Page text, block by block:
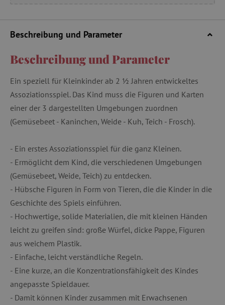
Beschreibung und Parameter
Beschreibung und Parameter
Ein speziell für Kleinkinder ab 2 ½ Jahren entwickeltes
Assoziationsspiel. Das Kind muss die Figuren und Karten
einer der 3 dargestellten Umgebungen zuordnen
(Gemüsebeet - Kaninchen, Weide - Kuh, Teich - Frosch).
- Ein erstes Assoziationsspiel für die ganz Kleinen.
- Ermöglicht dem Kind, die verschiedenen Umgebungen
(Gemüsebeet, Weide, Teich) zu entdecken.
- Hübsche Figuren in Form von Tieren, die die Kinder in die
Geschichte des Spiels einführen.
- Hochwertige, solide Materialien, die mit kleinen Händen
leicht zu greifen sind: große Würfel, dicke Pappe, Figuren
aus weichem Plastik.
- Einfache, leicht verständliche Regeln.
- Eine kurze, an die Konzentrationsfähigkeit des Kindes
angepasste Spieldauer.
- Damit können Kinder zusammen mit Erwachsenen